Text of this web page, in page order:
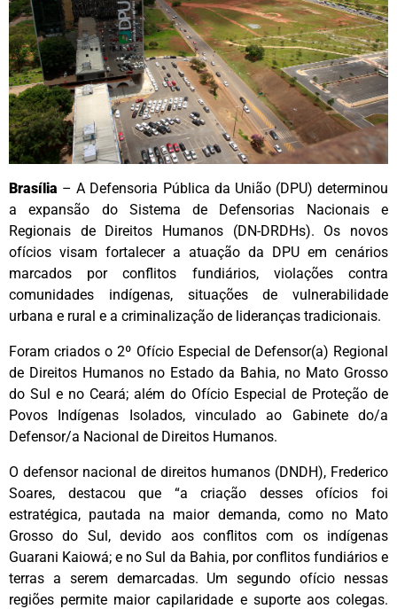
Brasília – A Defensoria Pública da União (DPU) determinou
a expansão do Sistema de Defensorias Nacionais e
Regionais de Direitos Humanos (DN-DRDHs). Os novos
ofícios visam fortalecer a atuação da DPU em cenários
marcados por conflitos fundiários, violações contra
comunidades indígenas, situações de vulnerabilidade
urbana e rural e a criminalização de lideranças tradicionais.
Foram criados o 2º Ofício Especial de Defensor(a) Regional
de Direitos Humanos no Estado da Bahia, no Mato Grosso
do Sul e no Ceará; além do Ofício Especial de Proteção de
Povos Indígenas Isolados, vinculado ao Gabinete do/a
Defensor/a Nacional de Direitos Humanos.
O defensor nacional de direitos humanos (DNDH), Frederico
Soares, destacou que “a criação desses ofícios foi
estratégica, pautada na maior demanda, como no Mato
Grosso do Sul, devido aos conflitos com os indígenas
Guarani Kaiowá; e no Sul da Bahia, por conflitos fundiários e
terras a serem demarcadas. Um segundo ofício nessas
regiões permite maior capilaridade e suporte aos colegas.